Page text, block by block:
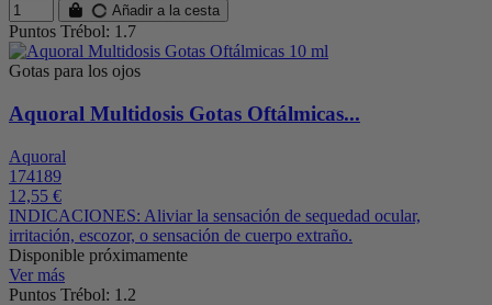
Añadir a la cesta
Puntos Trébol: 1.7
Gotas para los ojos
Aquoral Multidosis Gotas Oftálmicas...
Aquoral
174189
12,55 €
INDICACIONES: Aliviar la sensación de sequedad ocular,
irritación, escozor, o sensación de cuerpo extraño.
Disponible próximamente
Ver más
Puntos Trébol: 1.2